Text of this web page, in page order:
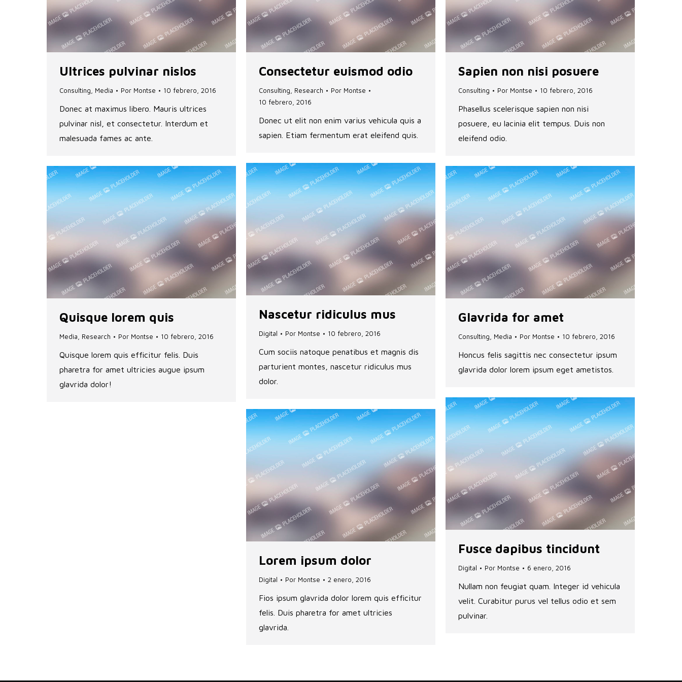
Ultrices pulvinar nislos
Consulting Media Por Montse 10 febrero, 2016
Donec at maximus libero. Mauris ultrices
pulvinar nisl, et consectetur. Interdum et
malesuada fames ac ante.
Consectetur euismod odio
Consulting Research Por Montse
10 febrero, 2016
Donec ut elit non enim varius vehicula quis a
sapien. Etiam fermentum erat eleifend quis.
Sapien non nisi posuere
Consulting Por Montse 10 febrero, 2016
Phasellus scelerisque sapien non nisi
posuere, eu lacinia elit tempus. Duis non
eleifend odio.
Nascetur ridiculus mus
Digital Por Montse 10 febrero, 2016
Cum sociis natoque penatibus et magnis dis
parturient montes, nascetur ridiculus mus
dolor.
Quisque lorem quis
Media Research Por Montse 10 febrero, 2016
Quisque lorem quis efficitur felis. Duis
pharetra for amet ultricies augue ipsum
glavrida dolor!
Glavrida for amet
Consulting Media Por Montse 10 febrero, 2016
Honcus felis sagittis nec consectetur ipsum
glavrida dolor lorem ipsum eget ametistos.
Fusce dapibus tincidunt
Digital Por Montse 6 enero, 2016
Nullam non feugiat quam. Integer id vehicula
velit. Curabitur purus vel tellus odio et sem
pulvinar.
Lorem ipsum dolor
Digital Por Montse 2 enero, 2016
Fios ipsum glavrida dolor lorem quis efficitur
felis. Duis pharetra for amet ultricies
glavrida.